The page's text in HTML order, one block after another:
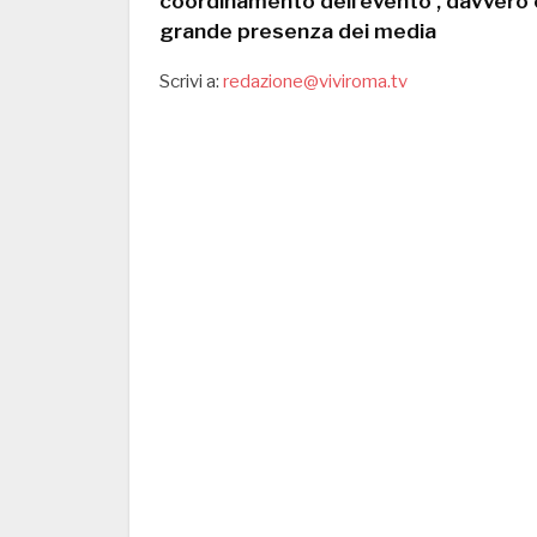
grande presenza dei media
Scrivi a: redazione@viviroma.tv